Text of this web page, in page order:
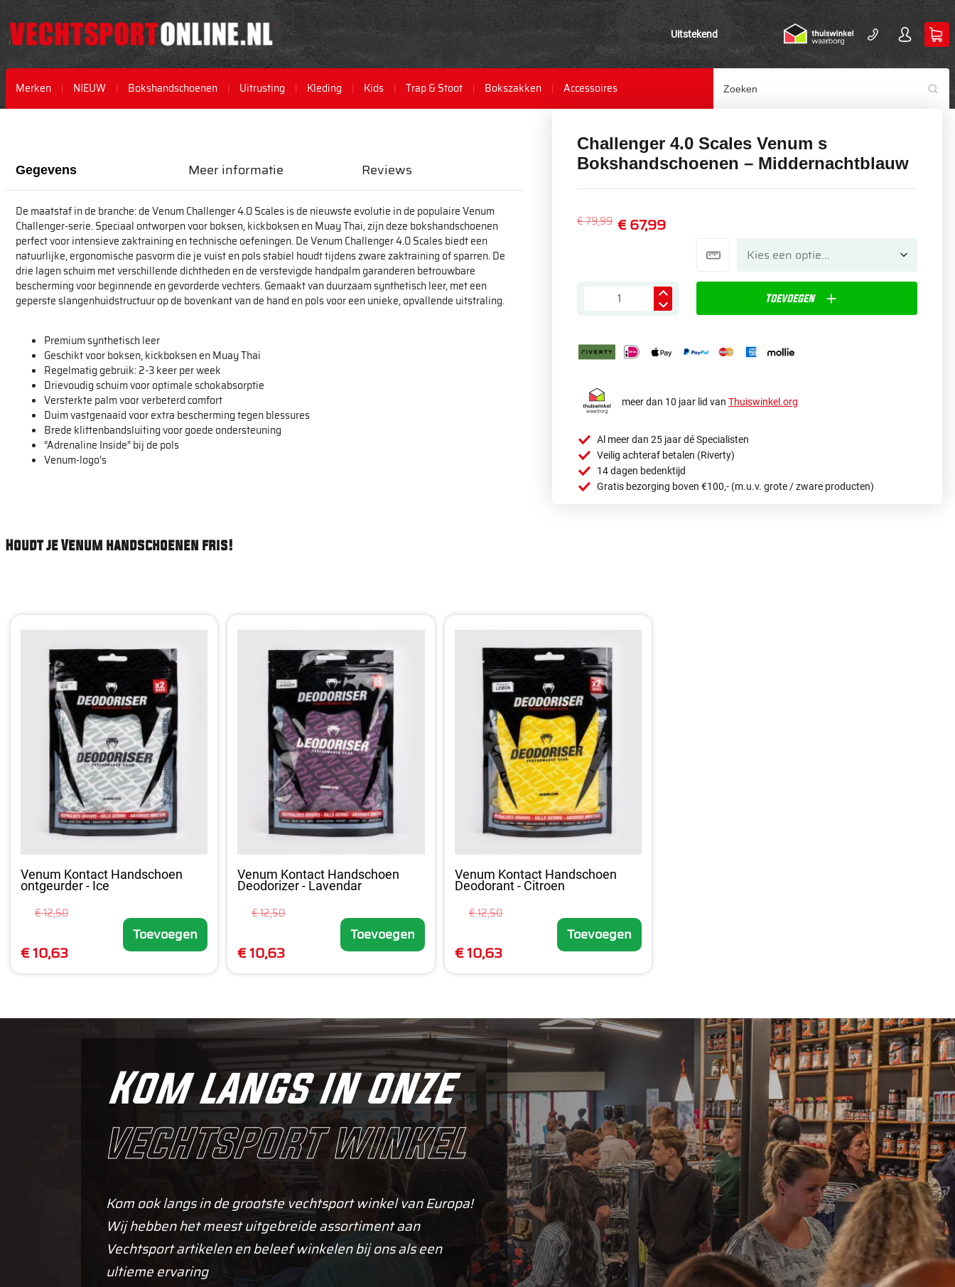
Uitstekend
Merken NIEUW Bokshandschoenen Uitrusting Kleding Kids Trap & Stoot Bokszakken Accessoires
van
de
afbeeldingen-
gallerij
van
de
afbeeldingen-
gallerij
Challenger 4.0 Scales Venum s
Bokshandschoenen – Middernachtblauw
€ 67,99
€ 79,99
Toevoegen
meer dan 10 jaar lid vanThuiswinkel.org
Al meer dan 25 jaar dé Specialisten
Veilig achteraf betalen (Riverty)
14 dagen bedenktijd
Gratis bezorging boven €100,- (m.u.v. grote / zware producten)
Gegevens
De maatstaf in de branche: de Venum Challenger 4.0 Scales is de nieuwste evolutie in de populaire Venum
Challenger-serie. Speciaal ontworpen voor boksen, kickboksen en Muay Thai, zijn deze bokshandschoenen
perfect voor intensieve zaktraining en technische oefeningen. De Venum Challenger 4.0 Scales biedt een
natuurlijke, ergonomische pasvorm die je vuist en pols stabiel houdt tijdens zware zaktraining of sparren. De
drie lagen schuim met verschillende dichtheden en de verstevigde handpalm garanderen betrouwbare
bescherming voor beginnende en gevorderde vechters. Gemaakt van duurzaam synthetisch leer, met een
geperste slangenhuidstructuur op de bovenkant van de hand en pols voor een unieke, opvallende uitstraling.
Premium synthetisch leer
Geschikt voor boksen, kickboksen en Muay Thai
Regelmatig gebruik: 2-3 keer per week
Drievoudig schuim voor optimale schokabsorptie
Versterkte palm voor verbeterd comfort
Duim vastgenaaid voor extra bescherming tegen blessures
Brede klittenbandsluiting voor goede ondersteuning
“Adrenaline Inside” bij de pols
Venum-logo’s
Meer informatie Reviews
Houdt je Venum handschoenen fris!
Venum Kontact Handschoen
ontgeurder - Ice
€ 12,50
€ 10,63
Toevoegen
Venum Kontact Handschoen
Deodorizer - Lavendar
€ 12,50
€ 10,63
Toevoegen
Venum Kontact Handschoen
Deodorant - Citroen
€ 12,50
€ 10,63
Toevoegen
Kom langs in onze
vechtsport winkel
Kom ook langs in de grootste vechtsport winkel van Europa!
Wij hebben het meest uitgebreide assortiment aan
Vechtsport artikelen en beleef winkelen bij ons als een
ultieme ervaring